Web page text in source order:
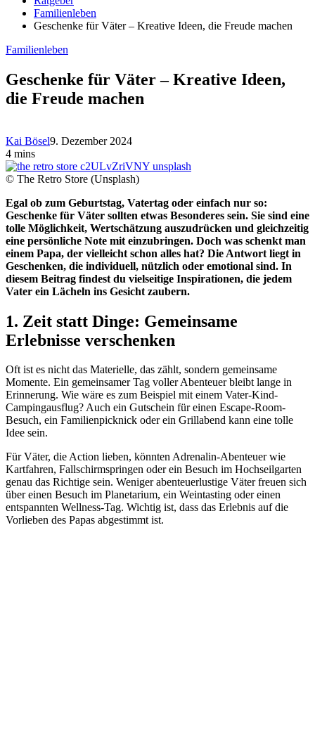
Familienleben
Geschenke für Väter – Kreative Ideen, die Freude machen
Familienleben
Geschenke für Väter – Kreative Ideen,
die Freude machen
Kai Bösel9. Dezember 2024
4 mins
© The Retro Store (Unsplash)
Egal ob zum Geburtstag, Vatertag oder einfach nur so:
Geschenke für Väter sollten etwas Besonderes sein. Sie sind eine
tolle Möglichkeit, Wertschätzung auszudrücken und gleichzeitig
eine persönliche Note mit einzubringen. Doch was schenkt man
einem Papa, der vielleicht schon alles hat? Die Antwort liegt in
Geschenken, die individuell, nützlich oder emotional sind. In
diesem Beitrag findest du vielseitige Inspirationen, die jedem
Vater ein Lächeln ins Gesicht zaubern.
1. Zeit statt Dinge: Gemeinsame
Erlebnisse verschenken
Oft ist es nicht das Materielle, das zählt, sondern gemeinsame
Momente. Ein gemeinsamer Tag voller Abenteuer bleibt lange in
Erinnerung. Wie wäre es zum Beispiel mit einem Vater-Kind-
Campingausflug? Auch ein Gutschein für einen Escape-Room-
Besuch, ein Familienpicknick oder ein Grillabend kann eine tolle
Idee sein.
Für Väter, die Action lieben, könnten Adrenalin-Abenteuer wie
Kartfahren, Fallschirmspringen oder ein Besuch im Hochseilgarten
genau das Richtige sein. Weniger abenteuerlustige Väter freuen sich
über einen Besuch im Planetarium, ein Weintasting oder einen
entspannten Wellness-Tag. Wichtig ist, dass das Erlebnis auf die
Vorlieben des Papas abgestimmt ist.